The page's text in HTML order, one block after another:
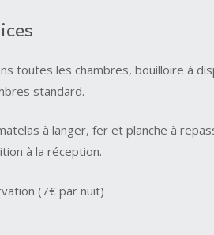
toutes les chambres, bouilloire à
standard.
à langer, fer et planche à
à la réception.
(7€ par nuit)